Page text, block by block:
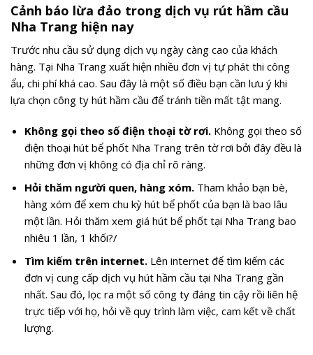
Cảnh báo lừa đảo trong dịch vụ rút hầm cầu
Nha Trang hiện nay
Trước nhu cầu sử dụng dịch vụ ngày càng cao của khách
hàng. Tại Nha Trang xuất hiện nhiều đơn vị tự phát thi công
ẩu, chi phí khá cao. Sau đây là một số điều bạn cần lưu ý khi
lựa chọn công ty hút hầm cầu để tránh tiền mất tật mang.
Không gọi theo số điện thoại tờ rơi. Không gọi theo số
điện thoại hút bể phốt Nha Trang trên tờ rơi bởi đây đều là
những đơn vị không có địa chỉ rõ ràng.
Hỏi thăm người quen, hàng xóm.Tham khảo bạn bè,
hàng xóm để xem chu kỳ hút bể phốt của bạn là bao lâu
một lần. Hỏi thăm xem giá hút bể phốt tại Nha Trang bao
nhiêu 1 lần, 1 khối?/
Tìm kiếm trên internet.Lên internet để tìm kiếm các
đơn vị cung cấp dịch vụ hút hầm cầu tại Nha Trang gần
nhất. Sau đó, lọc ra một số công ty đáng tin cậy rồi liên hệ
trực tiếp với họ, hỏi về quy trình làm việc, cam kết về chất
lượng.